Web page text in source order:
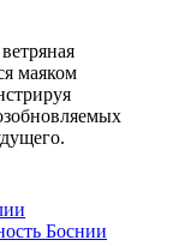
маяком
Боснии